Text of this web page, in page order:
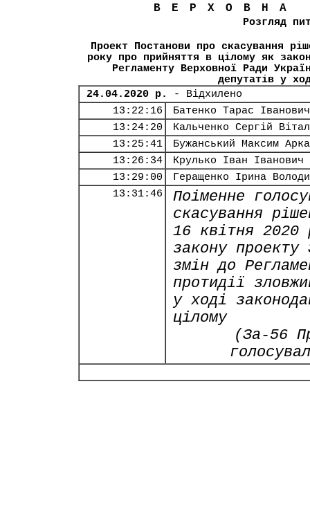
Розгляд
Проект Постанови про скасування
року про прийняття в цілому як
Регламенту Верховної Ради
депутатів у
24.04.2020 р.
- Відхилено
13:22:16
Батенко Тарас Іванович
13:24:20
Кальченко Сергій
13:25:41
Бужанський Максим
13:26:34
Крулько Іван Іванович
13:29:00
Геращенко Ірина
13:31:46
Поіменне
скасування
16 квітня 2020
закону проекту
змін до
протидії
у ході
цілому
(За-56